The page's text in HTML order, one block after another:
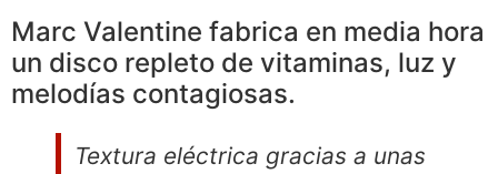
Marc Valentine fabrica en media hora
un disco repleto de vitaminas, luz y
melodías contagiosas.
Textura eléctrica gracias a unas